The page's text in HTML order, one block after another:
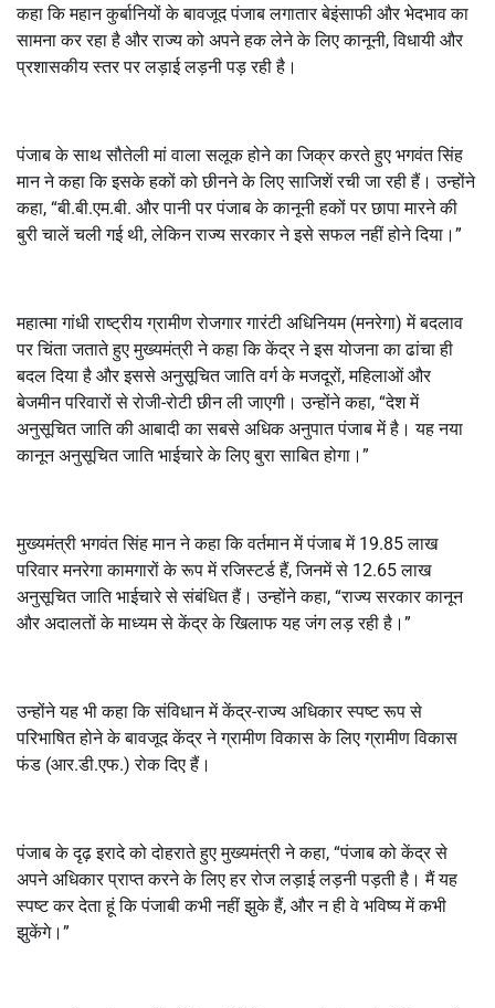
कहा कि महान कुर्बानियों के बावजूद पंजाब लगातार बेइंसाफी और भेदभाव का
सामना कर रहा है और राज्य को अपने हक लेने के लिए कानूनी, विधायी और
प्रशासकीय स्तर पर लड़ाई लड़नी पड़ रही है।
पंजाब के साथ सौतेली मां वाला सलूक होने का जिक्र करते हुए भगवंत सिंह
मान ने कहा कि इसके हकों को छीनने के लिए साजिशें रची जा रही हैं। उन्होंने
कहा, “बी.बी.एम.बी. और पानी पर पंजाब के कानूनी हकों पर छापा मारने की
बुरी चालें चली गई थी, लेकिन राज्य सरकार ने इसे सफल नहीं होने दिया।”
महात्मा गांधी राष्ट्रीय ग्रामीण रोजगार गारंटी अधिनियम (मनरेगा) में बदलाव
पर चिंता जताते हुए मुख्यमंत्री ने कहा कि केंद्र ने इस योजना का ढांचा ही
बदल दिया है और इससे अनुसूचित जाति वर्ग के मजदूरों, महिलाओं और
बेजमीन परिवारों से रोजी-रोटी छीन ली जाएगी। उन्होंने कहा, “देश में
अनुसूचित जाति की आबादी का सबसे अधिक अनुपात पंजाब में है। यह नया
कानून अनुसूचित जाति भाईचारे के लिए बुरा साबित होगा।”
मुख्यमंत्री भगवंत सिंह मान ने कहा कि वर्तमान में पंजाब में 19.85 लाख
परिवार मनरेगा कामगारों के रूप में रजिस्टर्ड हैं, जिनमें से 12.65 लाख
अनुसूचित जाति भाईचारे से संबंधित हैं। उन्होंने कहा, “राज्य सरकार कानून
और अदालतों के माध्यम से केंद्र के खिलाफ यह जंग लड़ रही है।”
उन्होंने यह भी कहा कि संविधान में केंद्र-राज्य अधिकार स्पष्ट रूप से
परिभाषित होने के बावजूद केंद्र ने ग्रामीण विकास के लिए ग्रामीण विकास
फंड (आर.डी.एफ.) रोक दिए हैं।
पंजाब के दृढ़ इरादे को दोहराते हुए मुख्यमंत्री ने कहा, “पंजाब को केंद्र से
अपने अधिकार प्राप्त करने के लिए हर रोज लड़ाई लड़नी पड़ती है। मैं यह
स्पष्ट कर देता हूं कि पंजाबी कभी नहीं झुके हैं, और न ही वे भविष्य में कभी
झुकेंगे।”